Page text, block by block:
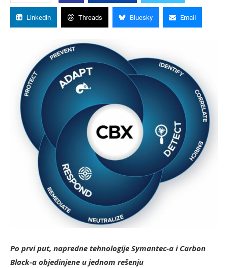
Linkedin Threads Bluesky Email
Po prvi put, napredne tehnologije Symantec-a i Carbon
Black-a objedinjene u jednom rešenju